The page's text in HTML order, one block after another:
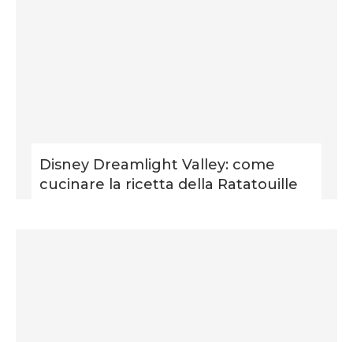
Disney Dreamlight Valley: come
cucinare la ricetta della Ratatouille